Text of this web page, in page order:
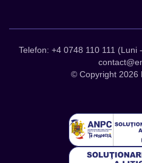
Telefon: +4 0748 110 111
© Copyright 2026